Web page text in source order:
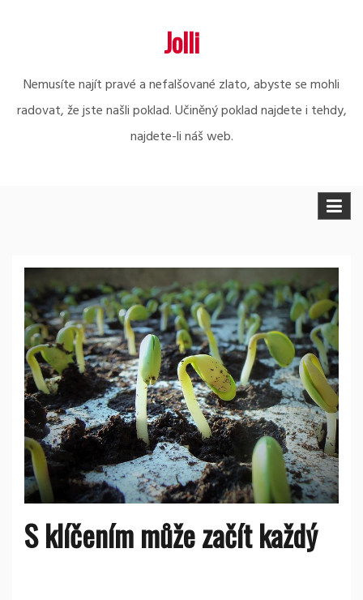
Jolli
Nemusíte najít pravé a nefalšované zlato, abyste se mohli
radovat, že jste našli poklad. Učiněný poklad najdete i tehdy,
najdete-li náš web.
S klíčením může začít každý